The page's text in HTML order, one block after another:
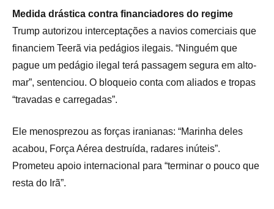
Medida drástica contra financiadores do regime
Trump autorizou interceptações a navios comerciais que
financiem Teerã via pedágios ilegais. “Ninguém que
pague um pedágio ilegal terá passagem segura em alto-
mar”, sentenciou. O bloqueio conta com aliados e tropas
“travadas e carregadas”.
Ele menosprezou as forças iranianas: “Marinha deles
acabou, Força Aérea destruída, radares inúteis”.
Prometeu apoio internacional para “terminar o pouco que
resta do Irã”.